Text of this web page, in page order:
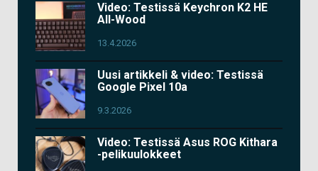
Video: Testissä Keychron K2 HE
All-Wood
13.4.2026
Uusi artikkeli & video: Testissä
Google Pixel 10a
9.3.2026
Video: Testissä Asus ROG Kithara
-pelikuulokkeet